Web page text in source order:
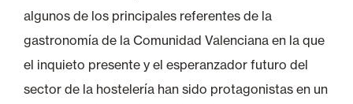
algunos de los principales referentes de la
gastronomía de la Comunidad Valenciana en la que
el inquieto presente y el esperanzador futuro del
sector de la hostelería han sido protagonistas en un